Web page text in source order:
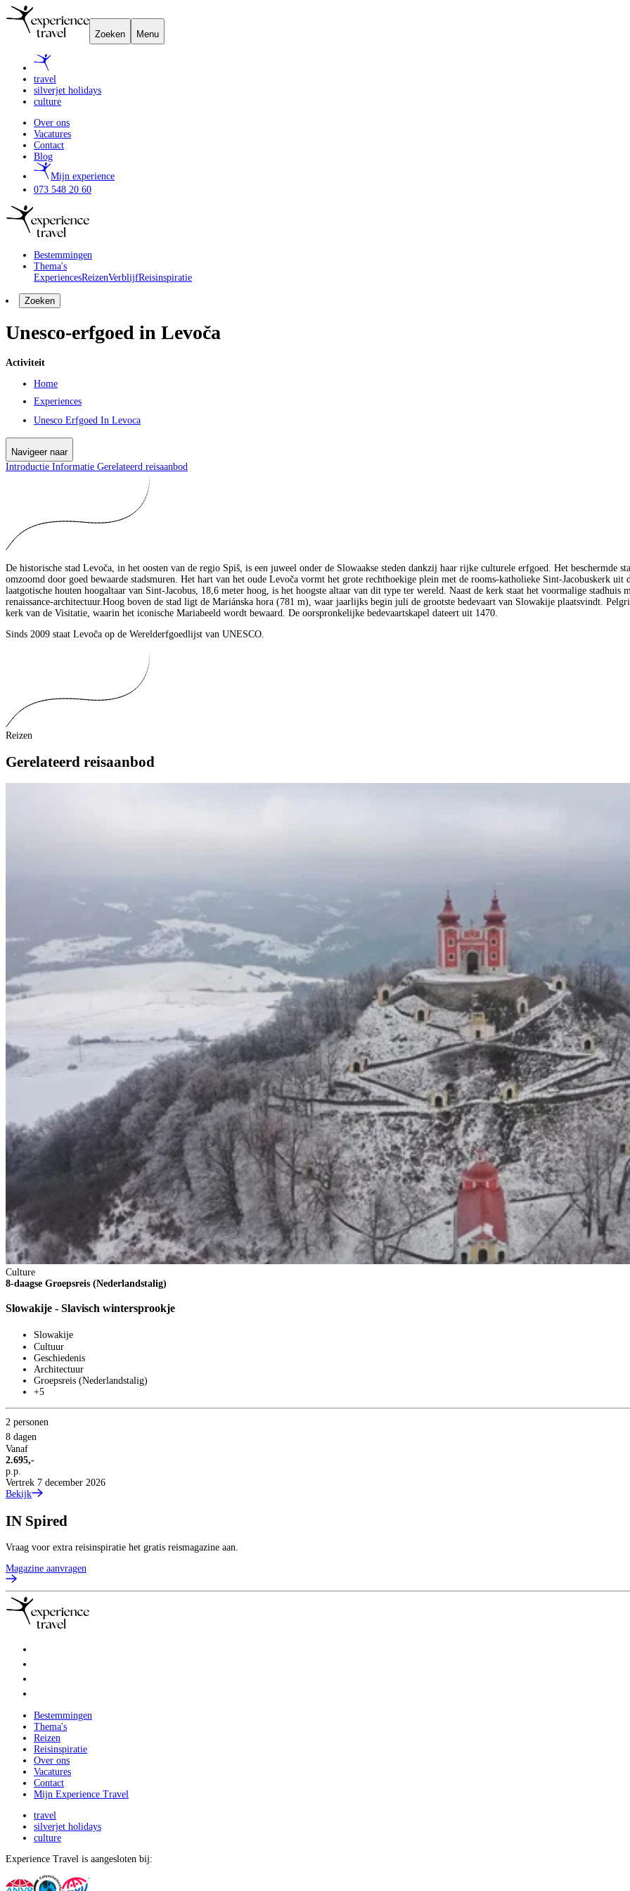
Zoeken Menu
travel
silverjet holidays
culture
Over ons
Vacatures
Contact
Blog
Mijn experience
073 548 20 60
Bestemmingen
Thema's
ExperiencesReizenVerblijfReisinspiratie
Zoeken
Unesco-erfgoed in Levoča
Activiteit
Home
Experiences
Unesco Erfgoed In Levoca
Navigeer naar
Introductie Informatie Gerelateerd reisaanbod
De historische stad Levoča, in het oosten van de regio Spiš, is een juweel onder de Slowaakse steden dankzij haar rijke culturele erfgoed. Het beschermde
omzoomd door goed bewaarde stadsmuren. Het hart van het oude Levoča vormt het grote rechthoekige plein met de rooms-katholieke Sint-Jacobuskerk
laatgotische houten hoogaltaar van Sint-Jacobus, 18,6 meter hoog, is het hoogste altaar van dit type ter wereld. Naast de kerk staat het voormalige stadhuis
renaissance-architectuur.Hoog boven de stad ligt de Mariánska hora (781 m), waar jaarlijks begin juli de grootste bedevaart van Slowakije plaatsvindt.
kerk van de Visitatie, waarin het iconische Mariabeeld wordt bewaard. De oorspronkelijke bedevaartskapel dateert uit 1470.
Sinds 2009 staat Levoča op de Werelderfgoedlijst van UNESCO.
Reizen
Gerelateerd reisaanbod
Culture
8-daagse Groepsreis (Nederlandstalig)
Slowakije - Slavisch wintersprookje
Slowakije
Cultuur
Geschiedenis
Architectuur
Groepsreis (Nederlandstalig)
+5
2 personen
8 dagen
Vanaf
2.695,-
p.p.
Vertrek 7 december 2026
Bekijk
IN Spired
Vraag voor extra reisinspiratie het gratis reismagazine aan.
Magazine aanvragen
Bestemmingen
Thema's
Reizen
Reisinspiratie
Over ons
Vacatures
Contact
Mijn Experience Travel
travel
silverjet holidays
culture
Experience Travel is aangesloten bij: